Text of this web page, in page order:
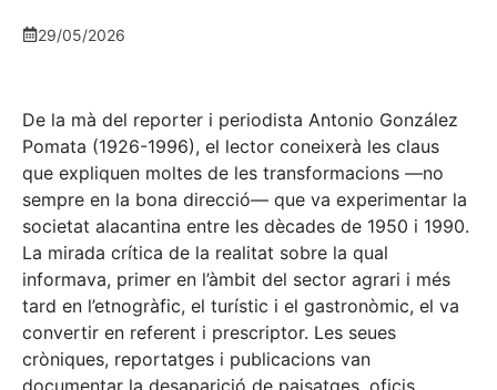
29/05/2026
De la mà del reporter i periodista Antonio González
Pomata (1926-1996), el lector coneixerà les claus
que expliquen moltes de les transformacions —no
sempre en la bona direcció— que va experimentar la
societat alacantina entre les dècades de 1950 i 1990.
La mirada crítica de la realitat sobre la qual
informava, primer en l’àmbit del sector agrari i més
tard en l’etnogràfic, el turístic i el gastronòmic, el va
convertir en referent i prescriptor. Les seues
cròniques, reportatges i publicacions van
documentar la desaparició de paisatges, oficis,